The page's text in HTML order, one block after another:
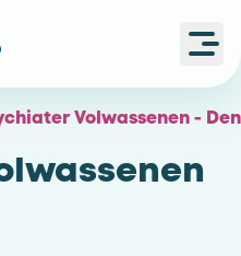
Volwassenen -